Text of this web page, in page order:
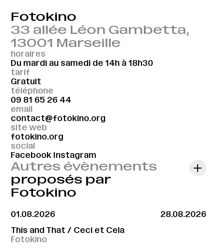
Fotokino
33 allée Léon Gambetta,
13001 Marseille
horaires
Du mardi au samedi de 14h à 18h30
tarif
Gratuit
téléphone
09 81 65 26 44
email
contact@fotokino.org
site web
fotokino.org
social
Facebook Instagram
Autres évènements
proposés par
Fotokino
01.08.2026
28.08.2026
This and That / Ceci et Cela
Fotokino